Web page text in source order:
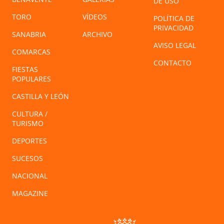
TORO
SANABRIA
COMARCAS
FIESTAS
POPULARES
CASTILLA Y LEÓN
CULTURA /
TURISMO
DEPORTES
SUCESOS
NACIONAL
MAGAZINE
VÍDEOS
ARCHIVO
POLÍTICA DE
PRIVACIDAD
AVISO LEGAL
CONTACTO